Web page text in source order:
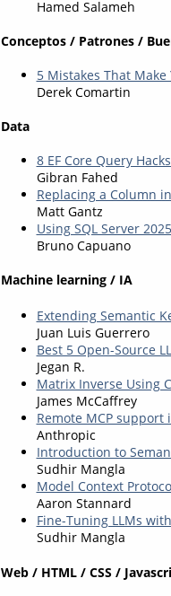
Hamed Salameh
Conceptos / Patrones /
5 Mistakes That
Derek Comartin
Data
8 EF Core Query
Gibran Fahed
Replacing a Column
Matt Gantz
Using SQL Server
Bruno Capuano
Machine learning / IA
Extending Semantic
Juan Luis Guerrero
Best 5 Open-Source
Jegan R.
Matrix Inverse Using
James McCaffrey
Remote MCP support
Anthropic
Introduction to
Sudhir Mangla
Model Context
Aaron Stannard
Fine-Tuning LLMs
Sudhir Mangla
Web / HTML / CSS /